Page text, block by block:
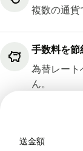
複数の通貨
手数料を節
為替レー
ん。
送金額